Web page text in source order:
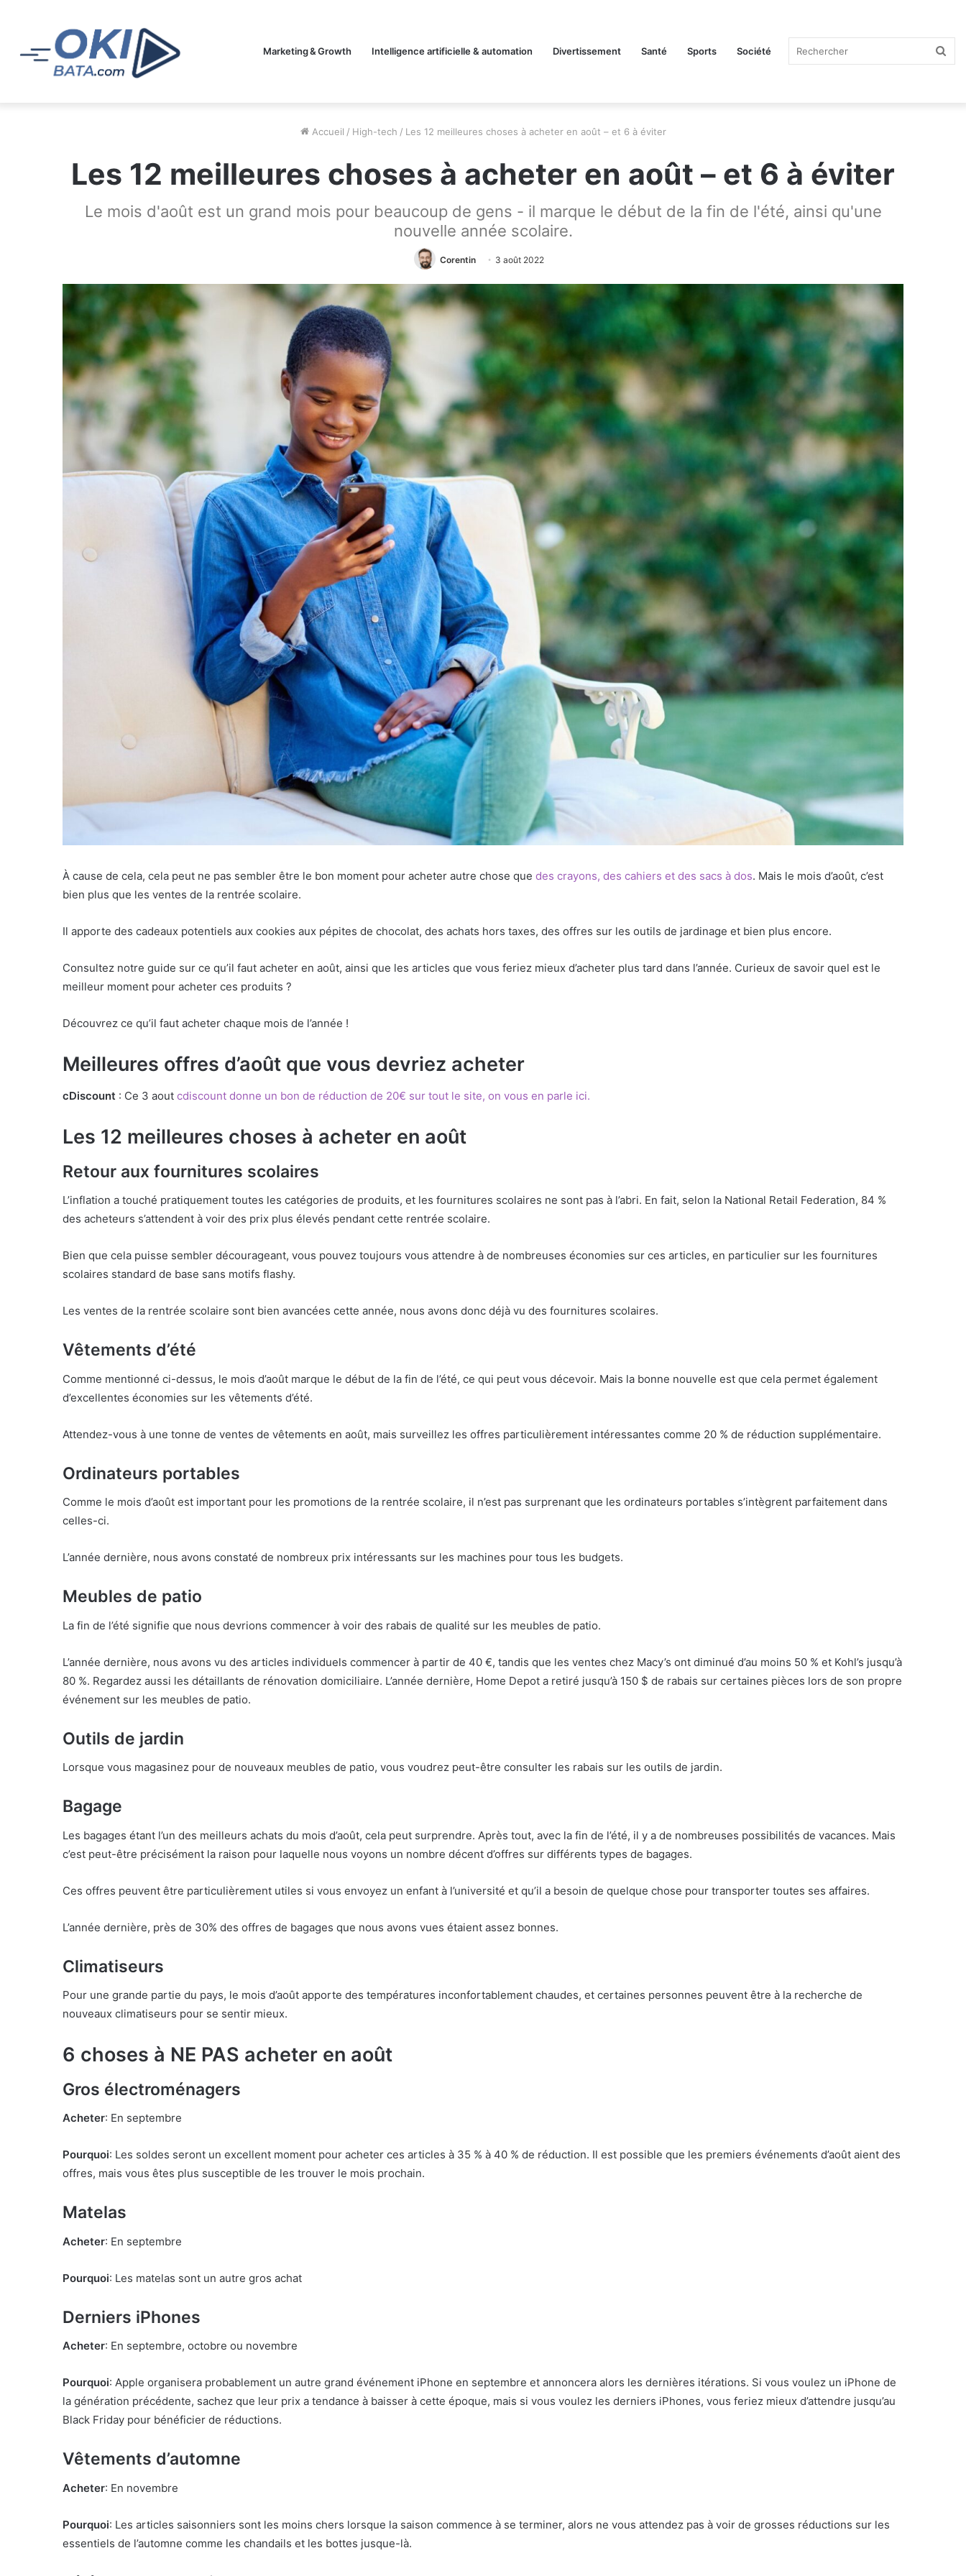
Marketing & Growth Intelligence artificielle & automation Divertissement Santé Sports Société
Accueil / High-tech / Les 12 meilleures choses à acheter en août – et 6 à éviter
Les 12 meilleures choses à acheter en août – et 6 à éviter
Le mois d'août est un grand mois pour beaucoup de gens - il marque le début de la fin de l'été, ainsi qu'une
nouvelle année scolaire.
Corentin 3 août 2022
À cause de cela, cela peut ne pas sembler être le bon moment pour acheter autre chose que des crayons, des cahiers et des sacs à dos. Mais le mois d’août, c’est
bien plus que les ventes de la rentrée scolaire.
Il apporte des cadeaux potentiels aux cookies aux pépites de chocolat, des achats hors taxes, des offres sur les outils de jardinage et bien plus encore.
Consultez notre guide sur ce qu’il faut acheter en août, ainsi que les articles que vous feriez mieux d’acheter plus tard dans l’année. Curieux de savoir quel est le
meilleur moment pour acheter ces produits ?
Découvrez ce qu’il faut acheter chaque mois de l’année !
Meilleures offres d’août que vous devriez acheter
cDiscount : Ce 3 aout cdiscount donne un bon de réduction de 20€ sur tout le site, on vous en parle ici.
Les 12 meilleures choses à acheter en août
Retour aux fournitures scolaires
L’inflation a touché pratiquement toutes les catégories de produits, et les fournitures scolaires ne sont pas à l’abri. En fait, selon la National Retail Federation, 84 %
des acheteurs s’attendent à voir des prix plus élevés pendant cette rentrée scolaire.
Bien que cela puisse sembler décourageant, vous pouvez toujours vous attendre à de nombreuses économies sur ces articles, en particulier sur les fournitures
scolaires standard de base sans motifs flashy.
Les ventes de la rentrée scolaire sont bien avancées cette année, nous avons donc déjà vu des fournitures scolaires.
Vêtements d’été
Comme mentionné ci-dessus, le mois d’août marque le début de la fin de l’été, ce qui peut vous décevoir. Mais la bonne nouvelle est que cela permet également
d’excellentes économies sur les vêtements d’été.
Attendez-vous à une tonne de ventes de vêtements en août, mais surveillez les offres particulièrement intéressantes comme 20 % de réduction supplémentaire.
Ordinateurs portables
Comme le mois d’août est important pour les promotions de la rentrée scolaire, il n’est pas surprenant que les ordinateurs portables s’intègrent parfaitement dans
celles-ci.
L’année dernière, nous avons constaté de nombreux prix intéressants sur les machines pour tous les budgets.
Meubles de patio
La fin de l’été signifie que nous devrions commencer à voir des rabais de qualité sur les meubles de patio.
L’année dernière, nous avons vu des articles individuels commencer à partir de 40 €, tandis que les ventes chez Macy’s ont diminué d’au moins 50 % et Kohl’s jusqu’à
80 %. Regardez aussi les détaillants de rénovation domiciliaire. L’année dernière, Home Depot a retiré jusqu’à 150 $ de rabais sur certaines pièces lors de son propre
événement sur les meubles de patio.
Outils de jardin
Lorsque vous magasinez pour de nouveaux meubles de patio, vous voudrez peut-être consulter les rabais sur les outils de jardin.
Bagage
Les bagages étant l’un des meilleurs achats du mois d’août, cela peut surprendre. Après tout, avec la fin de l’été, il y a de nombreuses possibilités de vacances. Mais
c’est peut-être précisément la raison pour laquelle nous voyons un nombre décent d’offres sur différents types de bagages.
Ces offres peuvent être particulièrement utiles si vous envoyez un enfant à l’université et qu’il a besoin de quelque chose pour transporter toutes ses affaires.
L’année dernière, près de 30% des offres de bagages que nous avons vues étaient assez bonnes.
Climatiseurs
Pour une grande partie du pays, le mois d’août apporte des températures inconfortablement chaudes, et certaines personnes peuvent être à la recherche de
nouveaux climatiseurs pour se sentir mieux.
6 choses à NE PAS acheter en août
Gros électroménagers
Acheter: En septembre
Pourquoi: Les soldes seront un excellent moment pour acheter ces articles à 35 % à 40 % de réduction. Il est possible que les premiers événements d’août aient des
offres, mais vous êtes plus susceptible de les trouver le mois prochain.
Matelas
Acheter: En septembre
Pourquoi: Les matelas sont un autre gros achat
Derniers iPhones
Acheter: En septembre, octobre ou novembre
Pourquoi: Apple organisera probablement un autre grand événement iPhone en septembre et annoncera alors les dernières itérations. Si vous voulez un iPhone de
la génération précédente, sachez que leur prix a tendance à baisser à cette époque, mais si vous voulez les derniers iPhones, vous feriez mieux d’attendre jusqu’au
Black Friday pour bénéficier de réductions.
Vêtements d’automne
Acheter: En novembre
Pourquoi: Les articles saisonniers sont les moins chers lorsque la saison commence à se terminer, alors ne vous attendez pas à voir de grosses réductions sur les
essentiels de l’automne comme les chandails et les bottes jusque-là.